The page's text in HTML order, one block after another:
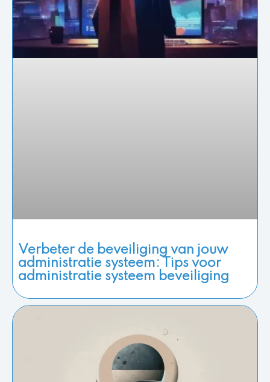
Verbeter de beveiliging van jouw
administratie systeem: Tips voor
administratie systeem beveiliging